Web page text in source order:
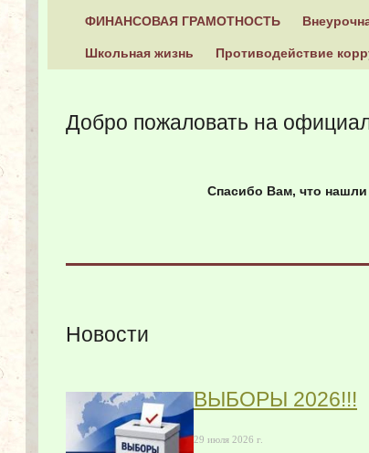
ФИНАНСОВАЯ ГРАМОТНОСТЬ
Школьная жизнь Противодействие
Добро пожаловать на
Спасибо Вам, что
Новости
ВЫБОРЫ 2026!!!
29 июля 2026 г.